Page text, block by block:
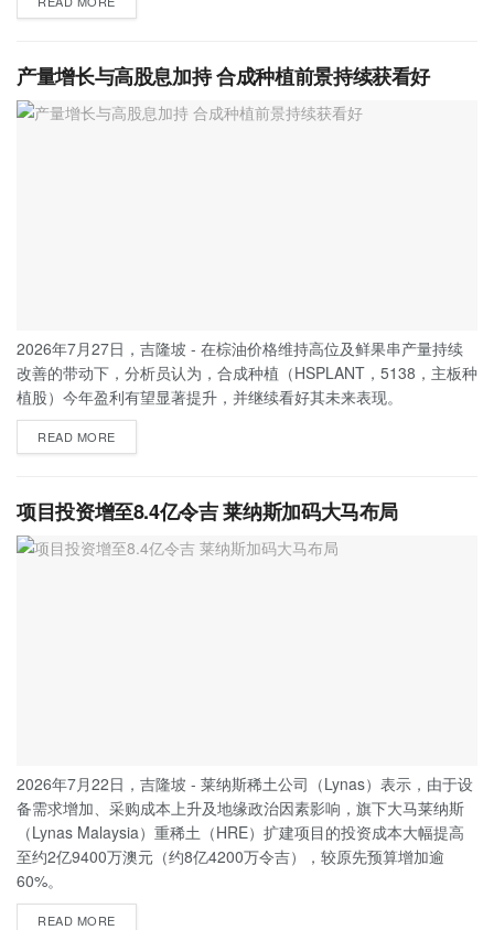
产量增长与高股息加持 合成种植前景持续获看好
2026年7月27日，吉隆坡 - 在棕油价格维持高位及鲜果串产量持续
改善的带动下，分析员认为，合成种植（HSPLANT，5138，主板种
植股）今年盈利有望显著提升，并继续看好其未来表现。
READ MORE
项目投资增至8.4亿令吉 莱纳斯加码大马布局
2026年7月22日，吉隆坡 - 莱纳斯稀土公司（Lynas）表示，由于设
备需求增加、采购成本上升及地缘政治因素影响，旗下大马莱纳斯
（Lynas Malaysia）重稀土（HRE）扩建项目的投资成本大幅提高
至约2亿9400万澳元（约8亿4200万令吉），较原先预算增加逾
60%。
READ MORE